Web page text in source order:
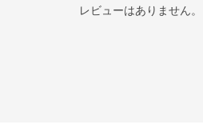
レビューはありません。